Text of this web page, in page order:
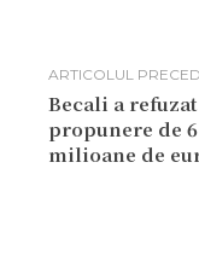
ARTICOLUL
Becali a refuzat
propunere de 6
milioane de